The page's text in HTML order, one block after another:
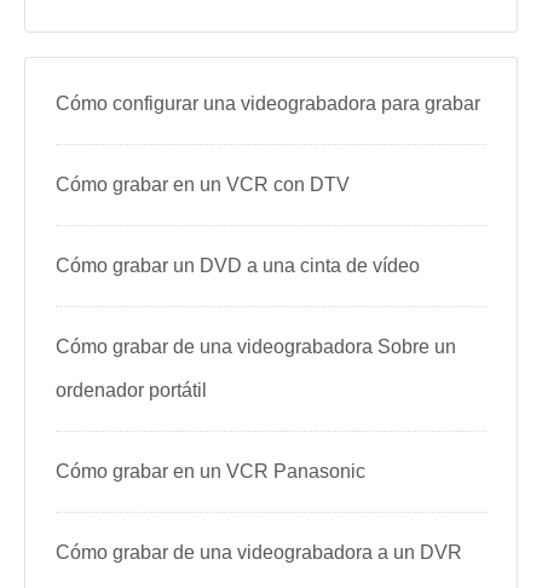
Cómo configurar una videograbadora para grabar
Cómo grabar en un VCR con DTV
Cómo grabar un DVD a una cinta de vídeo
Cómo grabar de una videograbadora Sobre un
ordenador portátil
Cómo grabar en un VCR Panasonic
Cómo grabar de una videograbadora a un DVR